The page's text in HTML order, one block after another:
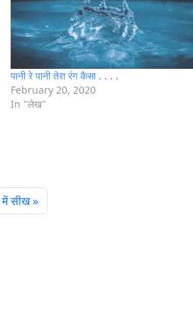
पानी रे पानी तेरा रंग कैसा . . . .
February 20, 2020
In "लेख"
में सीख